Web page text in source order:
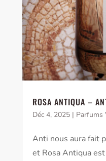
ROSA ANTIQUA –
Déc 4, 2025| Parfums
Anti nous aura fait
et Rosa Antiqua